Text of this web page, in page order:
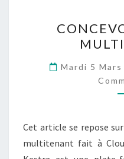
Mardi 5 Mars
Cet article se repose
multitenant fait à